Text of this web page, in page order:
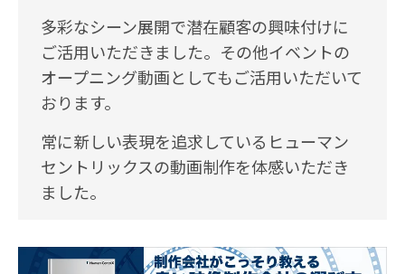
多彩なシーン展開で潜在顧客の興味付けに
ご活用いただきました。その他イベントの
オープニング動画としてもご活用いただいて
おります。
常に新しい表現を追求しているヒューマン
セントリックスの動画制作を体感いただき
ました。